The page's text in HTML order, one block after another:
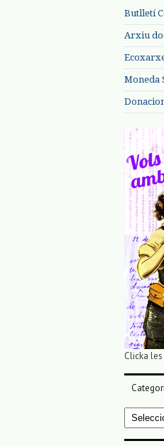
Butlletí
Arxiu
Moneda
Clicka